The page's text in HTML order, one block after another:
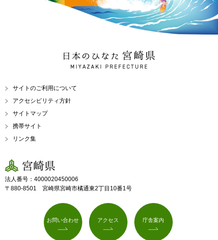
日本のひなた 宮崎県
MIYAZAKI PREFECTURE
サイトのご利用について
アクセシビリティ方針
サイトマップ
携帯サイト
リンク集
宮崎県
法人番号：4000020450006
〒880-8501 宮崎県宮崎市橘通東2丁目10番1号
お問い合わせ アクセス 庁舎案内